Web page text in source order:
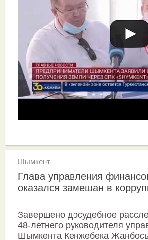
Шымкент
Глава управления
оказался замешан в
Завершено досудебное
48-летнего руководителя
Шымкента Кенжебека